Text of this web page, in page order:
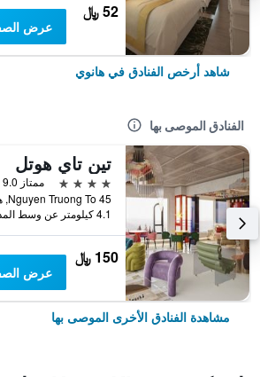
52 ﷼
عرض
شاهد أرخص الفنادق في هانوي
الفنادق الموصى بها
تين تاي هوتل
4 نجوم
ممتاز 9.0
4.1 كيلومتر عن وسط المدينة
150 ﷼
عرض
مشاهدة الفنادق الأخرى الموصى بها